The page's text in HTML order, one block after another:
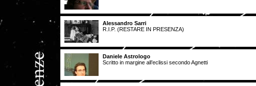
Alessandro Sarri
R.I.P. (RESTARE IN PRESENZA)
Daniele Astrologo
Scritto in margine all’eclissi secondo Agnetti